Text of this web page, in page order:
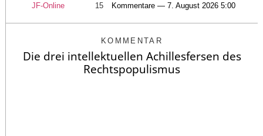
JF-Online 15 Kommentare — 7. August 2026 5:00
KOMMENTAR
Die drei intellektuellen Achillesfersen des
Rechtspopulismus